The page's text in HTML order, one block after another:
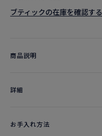
ブティックの在庫を確認する​
商品説明
詳細​
お手入れ方法